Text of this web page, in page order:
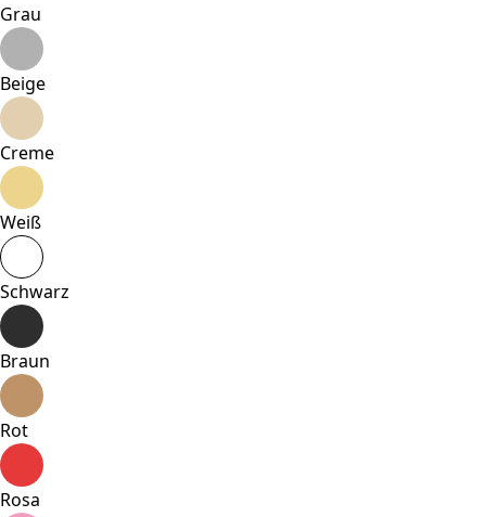
Grau
Beige
Creme
Weiß
Schwarz
Braun
Rot
Rosa
Andere nicht kategorisierte Cookies sind solche, die
analysiert werden und noch keiner Kategorie zugeordnet
wurden.